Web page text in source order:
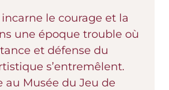
le courage et la
une époque trouble où
et défense du
s’entremêlent.
au Musée du Jeu de